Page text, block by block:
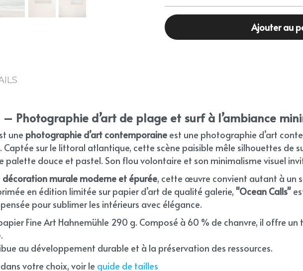
Ajouter au
– Photographie d’art de plage et surf à l’ambiance
une photographie d’art contemporaine est une photographie d’art
Captée sur le littoral atlantique, cette scène paisible mêle silhouettes de
palette douce et pastel. Son flou volontaire et son minimalisme visuel
décoration murale moderne et épurée, cette œuvre convient autant à un
en édition limitée sur papier d’art de qualité galerie, "Ocean Calls"
pour sublimer les intérieurs avec élégance.
Fine Art Hahnemühle 290 g. Composé à 60 % de chanvre, il offre
au développement durable et à la préservation des ressources.
votre choix, voir le guide de tailles